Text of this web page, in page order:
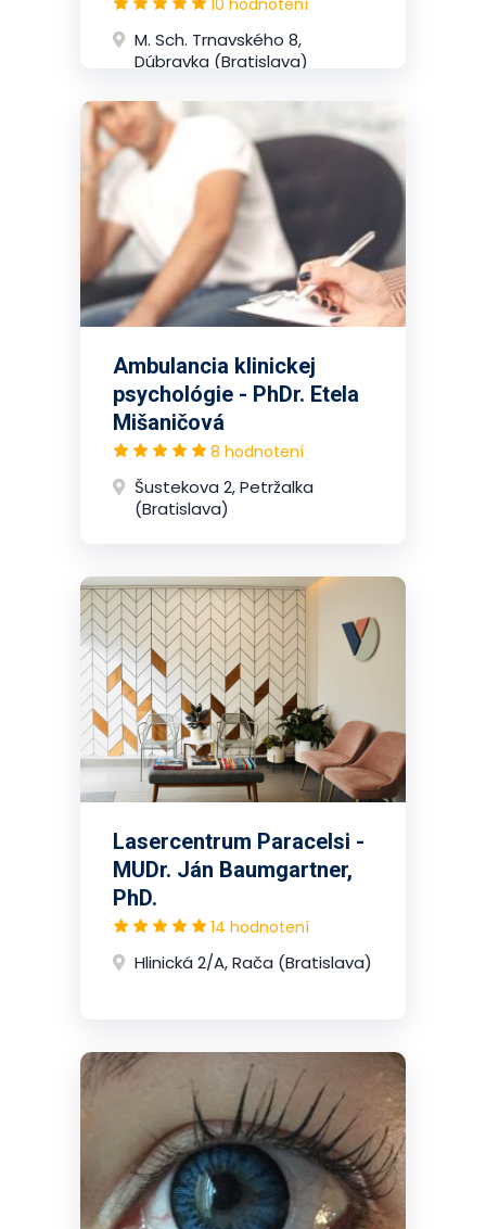
M. Sch. Trnavského 8,
Dúbravka (Bratislava)
Ambulancia klinickej
psychológie - PhDr. Etela
Mišaničová
8 hodnotení
Šustekova 2, Petržalka
(Bratislava)
Lasercentrum Paracelsi -
MUDr. Ján Baumgartner,
PhD.
14 hodnotení
Hlinická 2/A, Rača (Bratislava)